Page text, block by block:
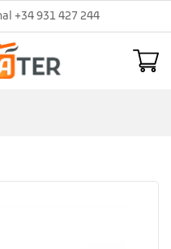
+34 931 427 244